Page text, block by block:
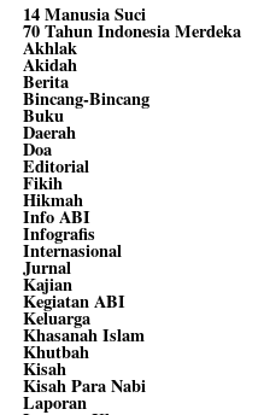
14 Manusia Suci
70 Tahun Indonesia Merdeka
Akhlak
Akidah
Berita
Bincang-Bincang
Buku
Daerah
Doa
Editorial
Fikih
Hikmah
Info ABI
Infografis
Internasional
Jurnal
Kajian
Kegiatan ABI
Keluarga
Khasanah Islam
Khutbah
Kisah
Kisah Para Nabi
Laporan